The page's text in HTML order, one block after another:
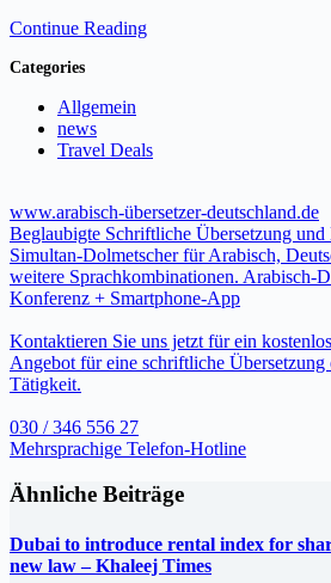
Continue Reading
Categories
Allgemein
news
Travel Deals
www.arabisch-übersetzer-deutschland.de
Beglaubigte Schriftliche Übersetzung
Simultan-Dolmetscher für Arabisch,
weitere Sprachkombinationen. Arabisch-
Konferenz + Smartphone-App
Kontaktieren Sie uns jetzt für ein
Angebot für eine schriftliche Übersetzung
Tätigkeit.
030 / 346 556 27
Mehrsprachige Telefon-Hotline
Ähnliche Beiträge
Dubai to introduce rental index for
new law – Khaleej Times